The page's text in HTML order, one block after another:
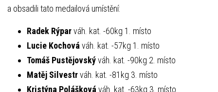
a obsadili tato medailová umístění:
Radek Rýparváh. kat. -60kg 1. místo
Lucie Kochováváh. kat. -57kg 1. místo
Tomáš Pustějovskýváh. kat. -90kg 2. místo
Matěj Silvestrváh. kat. -81kg 3. místo
Kristýna Poláškováváh. kat. -63kg 3. místo